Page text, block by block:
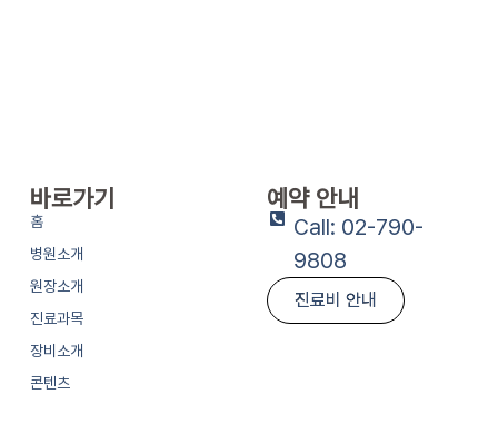
바로가기
홈
병원소개
원장소개
진료과목
장비소개
콘텐츠
예약 안내
Call: 02-790-
9808
진료비 안내